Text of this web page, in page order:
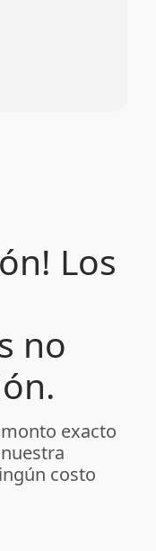
Los
no
exacto
costo